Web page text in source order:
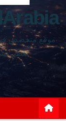
موقع متخصص في
يغطي